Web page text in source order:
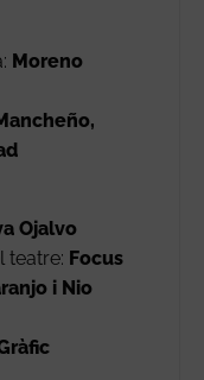
Moreno
Ojalvo
teatre: Focus
i Nio